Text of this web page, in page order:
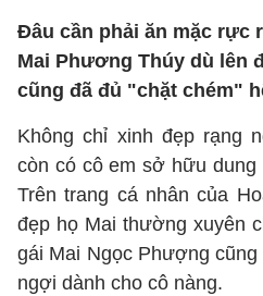
Đâu cần phải ăn mặc rực
Mai Phương Thúy dù lên
cũng đã đủ "chặt chém"
Không chỉ xinh đẹp rạng
còn có cô em sở hữu dung
Trên trang cá nhân của
đẹp họ Mai thường xuyên
gái Mai Ngọc Phượng
ngợi dành cho cô nàng.